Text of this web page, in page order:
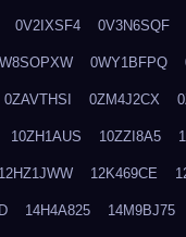
0V2IXSF4 0V3N6SQF
0WY1BFPQ
0ZAVTHSI 0ZM4J2CX
10ZH1AUS 10ZZI8A5
12HZ1JWW 12K469CE
14H4A825 14M9BJ75